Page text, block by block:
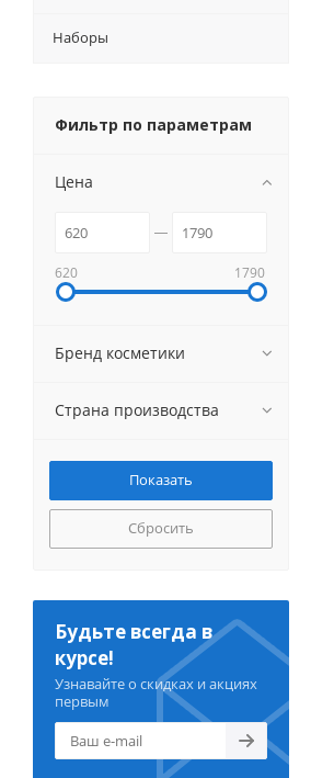
Наборы
Фильтр по параметрам
Цена
620 1790
Бренд косметики
Страна производства
Сбросить
Будьте всегда в
курсе!
Узнавайте о скидках и акциях
первым